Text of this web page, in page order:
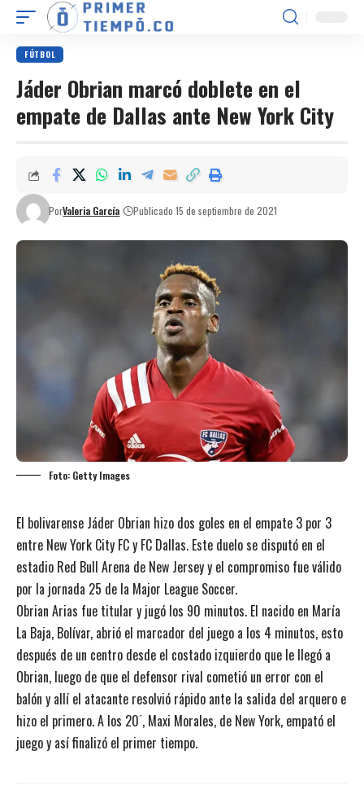
FÚTBOL
Jáder Obrian marcó doblete en el
empate de Dallas ante New York City
PorValeria García Publicado 15 de septiembre de 2021
Foto: Getty Images
El bolivarense Jáder Obrian hizo dos goles en el empate 3 por 3
entre New York City FC y FC Dallas. Este duelo se disputó en el
estadio Red Bull Arena de New Jersey y el compromiso fue válido
por la jornada 25 de la Major League Soccer.
Obrian Arias fue titular y jugó los 90 minutos. El nacido en María
La Baja, Bolívar, abrió el marcador del juego a los 4 minutos, esto
después de un centro desde el costado izquierdo que le llegó a
Obrian, luego de que el defensor rival cometió un error con el
balón y allí el atacante resolvió rápido ante la salida del arquero e
hizo el primero. A los 20 ́, Maxi Morales, de New York, empató el
juego y así finalizó el primer tiempo.